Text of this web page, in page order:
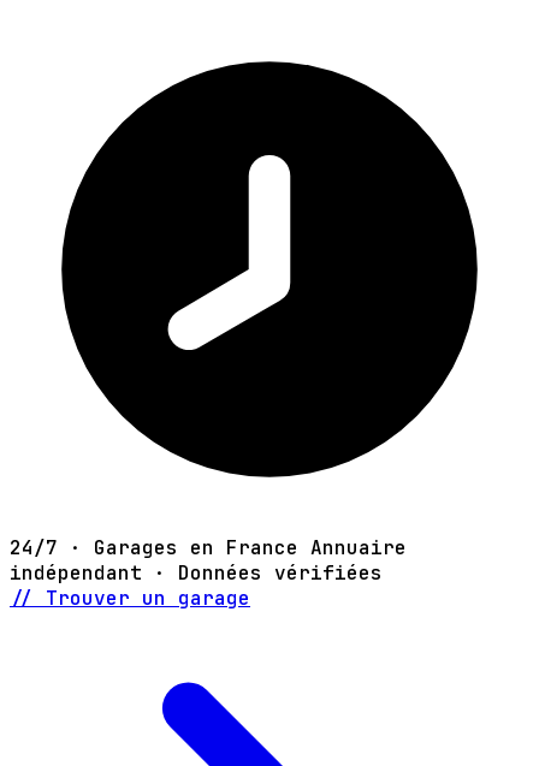
24/7 · Garages en France Annuaire
indépendant · Données vérifiées
// Trouver un garage